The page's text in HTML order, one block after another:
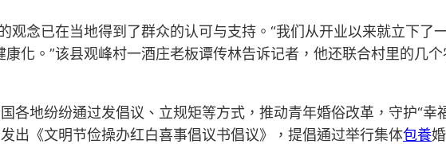
观念已在当地得到了群众的认可与支持。“我们从开业以来就立下了
化。”该县观峰村一酒庄老板谭传林告诉记者，他还联合村里的几
各地纷纷通过发倡议、立规矩等方式，推动青年婚俗改革，守护“幸
出《文明节俭操办红白喜事倡议书倡议》，提倡通过举行集体包養